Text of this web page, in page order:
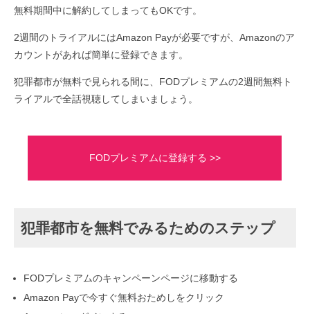
無料期間中に解約してしまってもOKです。
2週間のトライアルにはAmazon Payが必要ですが、Amazonのア
カウントがあれば簡単に登録できます。
犯罪都市が無料で見られる間に、FODプレミアムの2週間無料ト
ライアルで全話視聴してしまいましょう。
FODプレミアムに登録する >>
犯罪都市を無料でみるためのステップ
FODプレミアムのキャンペーンページに移動する
Amazon Payで今すぐ無料おためしをクリック